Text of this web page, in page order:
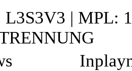
| MPL: